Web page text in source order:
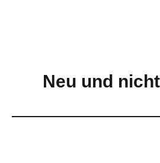
Neu und